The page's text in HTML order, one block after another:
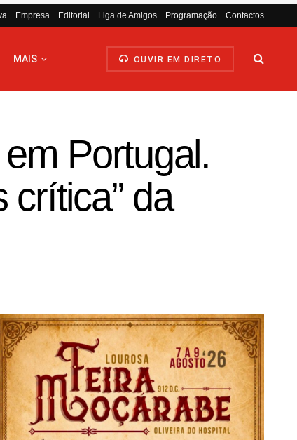
Empresa Editorial Liga de Amigos Programação Contactos
MAIS OUVIR EM DIRETO
Portugal.
crítica” da